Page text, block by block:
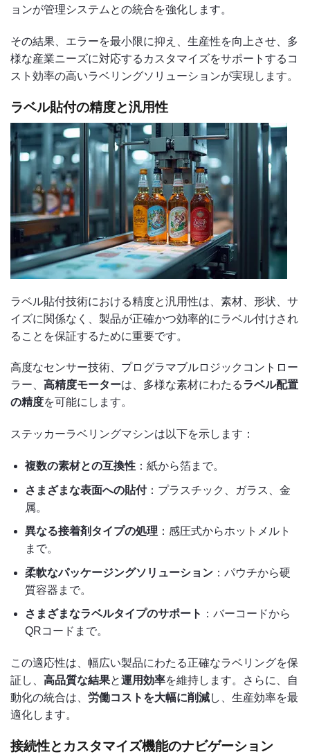
ョンが管理システムとの統合を強化します。
その結果、エラーを最小限に抑え、生産性を向上させ、多
様な産業ニーズに対応するカスタマイズをサポートするコ
スト効率の高いラベリングソリューションが実現します。
ラベル貼付の精度と汎用性
ラベル貼付技術における精度と汎用性は、素材、形状、サ
イズに関係なく、製品が正確かつ効率的にラベル付けされ
ることを保証するために重要です。
高度なセンサー技術、プログラマブルロジックコントロー
ラー、 高精度モーターは、多様な素材にわたるラベル配置
の精度を可能にします。
ステッカーラベリングマシンは以下を示します：
複数の素材との互換性：紙から箔まで。
さまざまな表面への貼付：プラスチック、ガラス、金
属。
異なる接着剤タイプの処理 ：感圧式からホットメルト
まで。
柔軟なパッケージングソリューション：パウチから硬
質容器まで。
さまざまなラベルタイプのサポート ：バーコードから
QRコードまで。
この適応性は、幅広い製品にわたる正確なラベリングを保
証し、 高品質な結果と運用効率を維持します。さらに、自
動化の統合は、 労働コストを大幅に削減し、生産効率を最
適化します。
接続性とカスタマイズ機能のナビゲーション